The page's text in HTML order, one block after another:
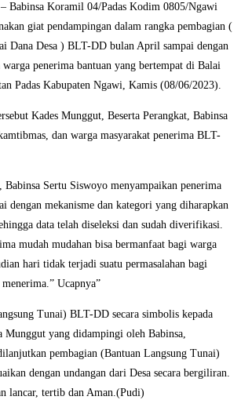
Babinsa Koramil 04/Padas Kodim 0805/Ngawi
giat pendampingan dalam rangka pembagian (
Dana Desa ) BLT-DD bulan April sampai dengan
penerima bantuan yang bertempat di Balai
Padas Kabupaten Ngawi, Kamis (08/06/2023).
Kades Munggut, Beserta Perangkat, Babinsa
dan warga masyarakat penerima BLT-
Babinsa Sertu Siswoyo menyampaikan penerima
dengan mekanisme dan kategori yang diharapkan
data telah diseleksi dan sudah diverifikasi.
mudah mudahan bisa bermanfaat bagi warga
hari tidak terjadi suatu permasalahan bagi
Ucapnya”
Tunai) BLT-DD secara simbolis kepada
Munggut yang didampingi oleh Babinsa,
pembagian (Bantuan Langsung Tunai)
dengan undangan dari Desa secara bergiliran.
lancar, tertib dan Aman.(Pudi)